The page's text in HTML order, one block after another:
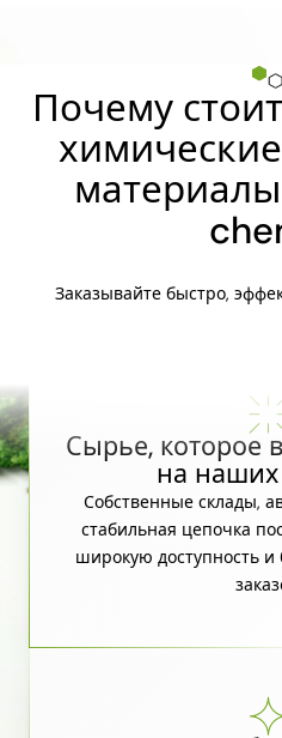
Почему
Заказывайте быстро,
Сырье, которое
на наших
Собственные склады,
стабильная цепочка
широкую доступность